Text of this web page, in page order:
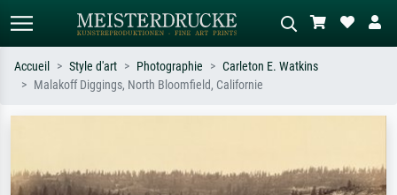
nu.
tableau sombre, nu debout près d'un
arbre.
Accueil Style d'art Photographie
Carleton E. Watkins
Malakoff Diggings, North Bloomfield, Californie